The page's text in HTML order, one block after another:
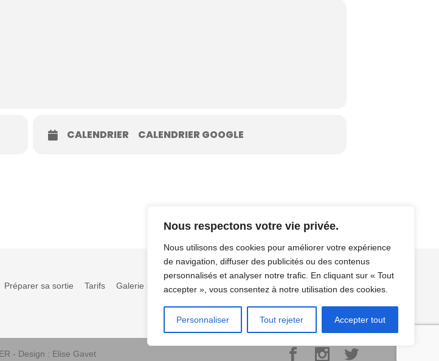
Nous respectons votre vie privée.
Nous utilisons des cookies pour améliorer votre expérience
de navigation, diffuser des publicités ou des contenus
personnalisés et analyser notre trafic. En cliquant sur « Tout
accepter », vous consentez à notre utilisation des cookies.
Personnaliser Tout rejeter Accepter tout
CALENDRIER CALENDRIER GOOGLE
Préparer sa sortie Tarifs Galerie photos Contact / Résa Mentions légales/CGV/CGU
- Design : Elise Gavet